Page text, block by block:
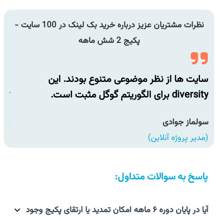
نظرات مشتریان عزیز درباره خرید بک لینک در 100 سایت -
پکیج 2 شش ماهه
سایت ها از نظر موضوعی متنوع بودند. این
diversity برای الگوریتم گوگل مثبت است.
سولماز جوادی
(مدیر پروژه آنلاین)
پاسخ به سوالات متداول:
آیا در پایان دوره ۶ ماهه امکان تمدید یا ارتقای پکیج وجود